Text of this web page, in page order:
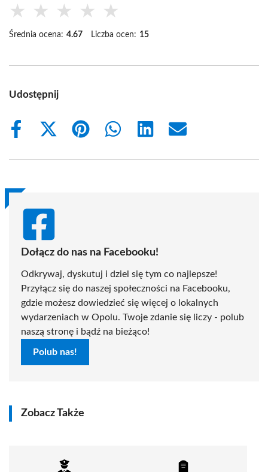
★ ★ ★ ★ ★
Średnia ocena: 4.67 Liczba ocen: 15
Udostępnij
Share
Share
(Twitter)
Share
Share
Share
Share
Dołącz do nas na Facebooku!
Odkrywaj, dyskutuj i dziel się tym co najlepsze!
Przyłącz się do naszej społeczności na Facebooku,
gdzie możesz dowiedzieć się więcej o lokalnych
wydarzeniach w Opolu. Twoje zdanie się liczy - polub
naszą stronę i bądź na bieżąco!
Polub nas!
Zobacz Także